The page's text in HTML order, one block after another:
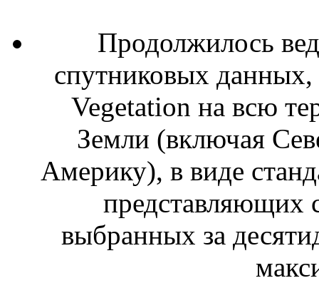
Продолжилось
спутниковых
Vegetation на всю
Земли (включая
Америку), в виде
представляющих
выбранных за